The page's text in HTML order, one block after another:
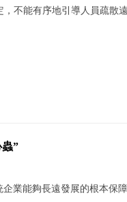
不能有序地引導人員疏散
”
業能夠長遠發展的根本保